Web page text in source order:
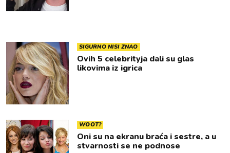
SIGURNO NISI ZNAO
Ovih 5 celebrityja dali su glas
likovima iz igrica
WOOT?
Oni su na ekranu braća i sestre, a u
stvarnosti se ne podnose